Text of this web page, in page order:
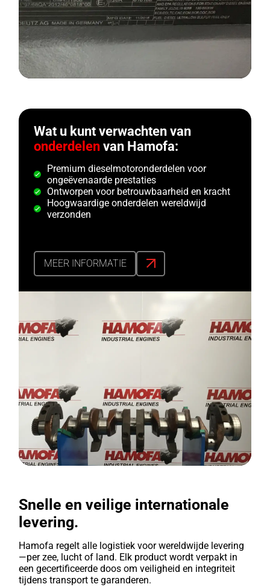
Wat u kunt verwachten van
onderdelen van Hamofa:
Premium dieselmotoronderdelen voor
ongeëvenaarde prestaties
Ontworpen voor betrouwbaarheid en kracht
Hoogwaardige onderdelen wereldwijd
verzonden
MEER INFORMATIE
Snelle en veilige internationale
levering.
Hamofa regelt alle logistiek voor wereldwijde levering
—per zee, lucht of land. Elk product wordt verpakt in
een gecertificeerde doos om veiligheid en integriteit
tijdens transport te garanderen.